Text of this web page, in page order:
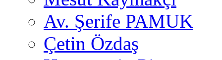
Av. Şerife PAMUK
Çetin Özdaş